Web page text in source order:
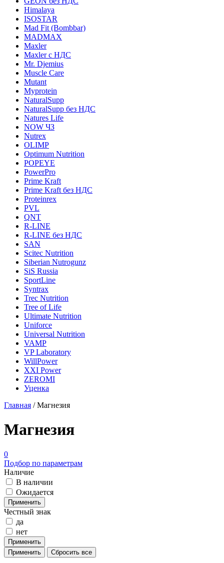
Himalaya
ISOSTAR
Mad Fit (Bombbar)
MADMAX
Maxler
Maxler с НДС
Mr. Djemius
Muscle Care
Mutant
Myprotein
NaturalSupp
NaturalSupp без НДС
Natures Life
NOW ЧЗ
Nutrex
OLIMP
Optimum Nutrition
POPEYE
PowerPro
Prime Kraft
Prime Kraft без НДС
Proteinrex
PVL
QNT
R-LINE
R-LINE без НДС
SAN
Scitec Nutrition
Siberian Nutrogunz
SiS Russia
SportLine
Syntrax
Trec Nutrition
Tree of Life
Ultimate Nutrition
Uniforce
Universal Nutrition
VAMP
VP Laboratory
WillPower
XXI Power
ZEROMI
Уценка
Главная /Магнезия
Магнезия
0
Подбор по параметрам
Наличие
В наличии
Ожидается
Честный знак
да
нет